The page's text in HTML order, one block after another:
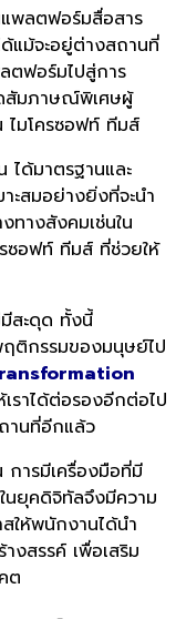
แพลตฟอร์มสื่อสาร
ด้แม้จะอยู่ต่างสถานที่
ตฟอร์มไปสู่การ
ดสัมภาษณ์พิเศษผู้
ไมโครซอฟท์ ทีมส์
ด้มาตรฐานและ
ะสมอย่างยิ่งที่จะนำ
ทางสังคมเช่นใน
ซอฟท์ ทีมส์ ที่ช่วยให้
สะดุด ทั้งนี้
ติกรรมของมนุษย์ไป
ราได้ต่อรองอีกต่อไป
านที่อีกแล้ว
ารมีเครื่องมือที่มี
นยุคดิจิทัลจึงมีความ
ให้พนักงานได้นำ
างสรรค์ เพื่อเสริม
ต